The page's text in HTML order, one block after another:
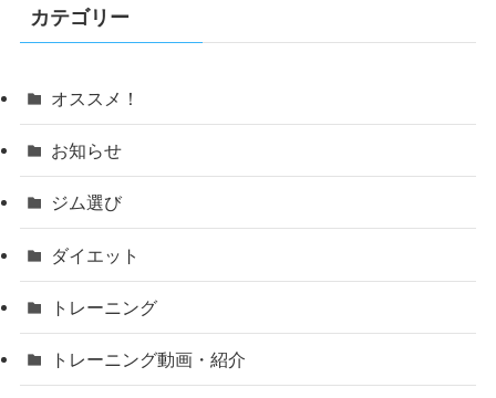
カテゴリー
オススメ！
お知らせ
ジム選び
ダイエット
トレーニング
トレーニング動画・紹介